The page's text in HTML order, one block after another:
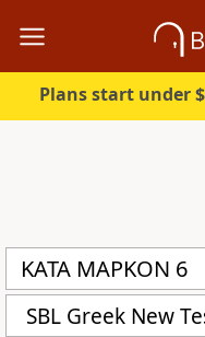
Plans start under
SBL Greek New